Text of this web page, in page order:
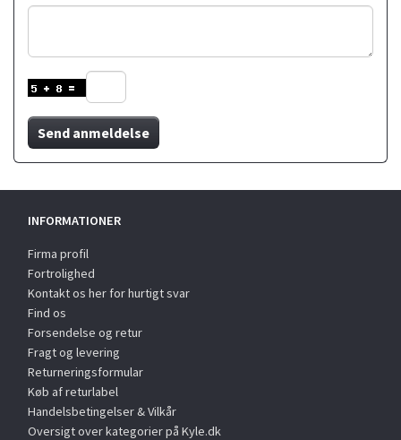
Send anmeldelse
INFORMATIONER
Firma profil
Fortrolighed
Kontakt os her for hurtigt svar
Find os
Forsendelse og retur
Fragt og levering
Returneringsformular
Køb af returlabel
Handelsbetingelser & Vilkår
Oversigt over kategorier på Kyle.dk